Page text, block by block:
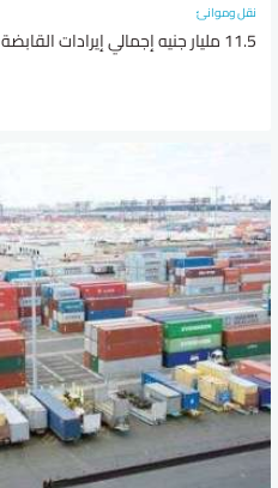
نقل وموانئ
11.5 مليار جنيه إجمالي إيرادات القابضة لمشروعات الطرق والكباري